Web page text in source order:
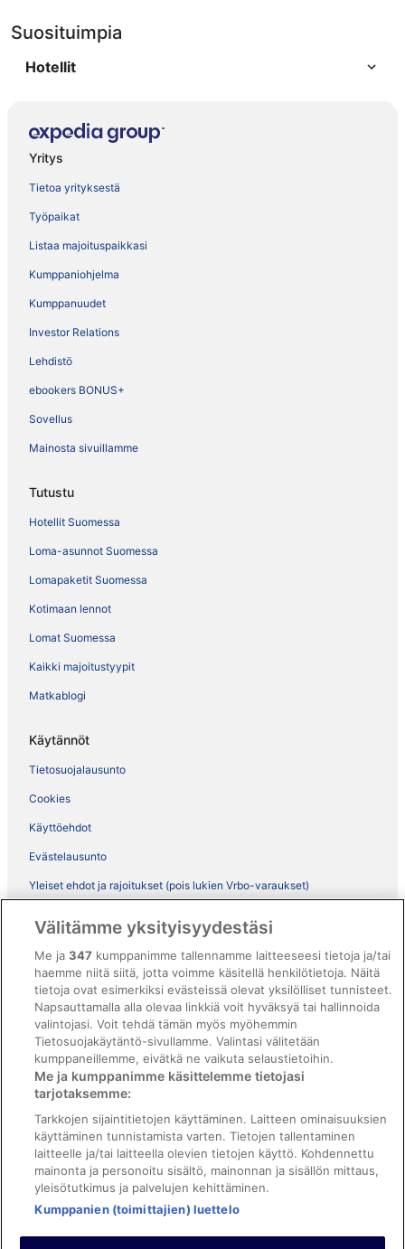
Suosituimpia
Hotellit
Yritys
Tietoa yrityksestä
Työpaikat
Listaa majoituspaikkasi
Kumppaniohjelma
Kumppanuudet
Investor Relations
Lehdistö
ebookers BONUS+
Sovellus
Mainosta sivuillamme
Tutustu
Hotellit Suomessa
Loma-asunnot Suomessa
Lomapaketit Suomessa
Kotimaan lennot
Lomat Suomessa
Kaikki majoitustyypit
Matkablogi
Käytännöt
Tietosuojalausunto
Cookies
Käyttöehdot
Evästelausunto
Yleiset ehdot ja rajoitukset (pois lukien Vrbo-varaukset)
ebookers BONUS+ -ohjelman ehdot
Oikeudelliset tiedot / ota meihin yhteyttä
Sisältövaatimukset ja ilmoituksen tekeminen sisällöstä
Tuki
Ota yhteyttä
Varauksen muuttaminen tai peruuttaminen
Varaa lento lentoyhtiön hyvityskupongeilla
Hyvityksen hakeminen ja aikarajat
Välitämme yksityisyydestäsi
Me ja347 kumppanimme tallennamme laitteeseesi tietoja ja/tai
haemme niitä siitä, jotta voimme käsitellä henkilötietoja. Näitä
tietoja ovat esimerkiksi evästeissä olevat yksilölliset tunnisteet.
Napsauttamalla alla olevaa linkkiä voit hyväksyä tai hallinnoida
valintojasi. Voit tehdä tämän myös myöhemmin
Tietosuojakäytäntö-sivullamme. Valintasi välitetään
kumppaneillemme, eivätkä ne vaikuta selaustietoihin.
Me ja kumppanimme käsittelemme tietojasi
tarjotaksemme:
Tarkkojen sijaintitietojen käyttäminen. Laitteen ominaisuuksien
käyttäminen tunnistamista varten. Tietojen tallentaminen
laitteelle ja/tai laitteella olevien tietojen käyttö. Kohdennettu
mainonta ja personoitu sisältö, mainonnan ja sisällön mittaus,
yleisötutkimus ja palvelujen kehittäminen.
Kumppanien (toimittajien) luettelo